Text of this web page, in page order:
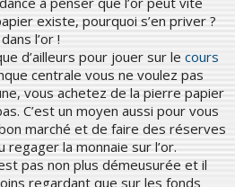
existe, pourquoi s’en priver ?
l’or !
d’ailleurs pour jouer sur le cours
centrale vous ne voulez pas
vous achetez de la pierre papier
C’est un moyen aussi pour vous
marché et de faire des réserves
regager la monnaie sur l’or.
pas non plus démeusurée et il
regardant que sur les fonds